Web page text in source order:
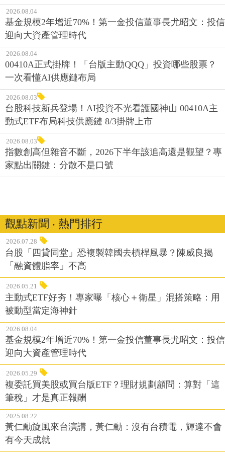
2026.08.04
基金規模2年增近70%！第一金投信董事長尤昭文：投信
迎向大資產管理時代
2026.08.04
00410A正式掛牌！「台版主動QQQ」投資哪些股票？
一次看懂AI供應鏈布局
2026.08.03
台股科技新兵登場！AI投資不光看護國神山 00410A主
動式ETF布局科技供應鏈 8/3掛牌上市
2026.08.03
指數創高但雜音不斷，2026下半年該追高還是觀望？專
家點出關鍵：分散不是口號
觀點新聞 ‧ 熱門排行
2026.07.28
台股「四貸同堂」恐複製韓國去槓桿風暴？陳威良揭
「融資體脂率」不高
2026.05.21
主動式ETF好夯！專家曝「核心＋衛星」混搭策略：用
被動型當定海神針
2026.08.04
基金規模2年增近70%！第一金投信董事長尤昭文：投信
迎向大資產管理時代
2026.05.29
複委託買美股或買台版ETF？理財規劃顧問：算對「這
筆稅」才是真正報酬
2025.08.22
黃仁勳旋風來台演講，黃仁勳：沒有台積電，輝達不會
有今天成就